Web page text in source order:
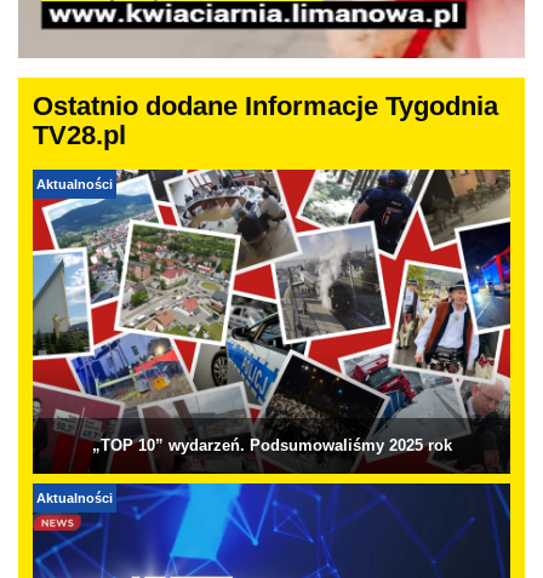
Ostatnio dodane Informacje Tygodnia
TV28.pl
Aktualności
„TOP 10” wydarzeń. Podsumowaliśmy 2025 rok
Aktualności